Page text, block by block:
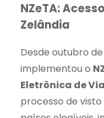
NZeTA:
Zelândia
Desde outubro de
implementou o
Eletrônica de
processo de